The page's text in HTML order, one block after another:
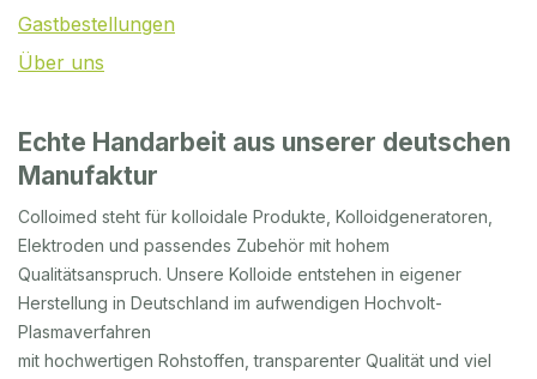
Gastbestellungen
Über uns
Echte Handarbeit aus unserer deutschen
Manufaktur
Colloimed steht für kolloidale Produkte, Kolloidgeneratoren,
Elektroden und passendes Zubehör mit hohem
Qualitätsanspruch. Unsere Kolloide entstehen in eigener
Herstellung in Deutschland im aufwendigen Hochvolt-
Plasmaverfahren
mit hochwertigen Rohstoffen, transparenter Qualität und viel